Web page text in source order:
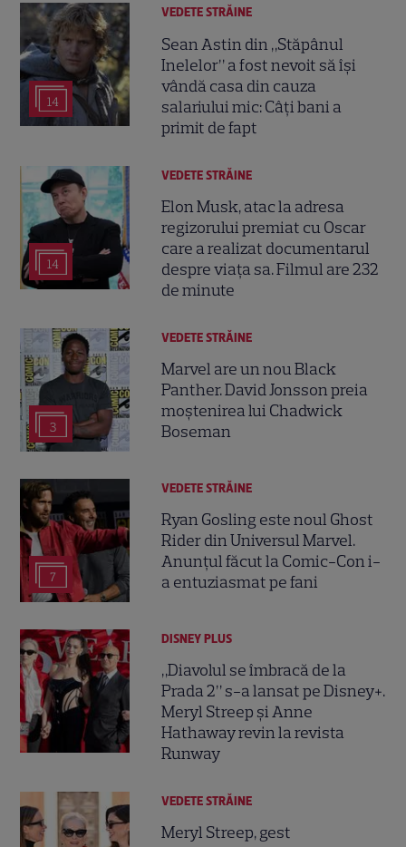
14
VEDETE STRĂINE
Sean Astin din „Stăpânul
Inelelor” a fost nevoit să își
vândă casa din cauza
salariului mic: Câți bani a
primit de fapt
14
VEDETE STRĂINE
Elon Musk, atac la adresa
regizorului premiat cu Oscar
care a realizat documentarul
despre viața sa. Filmul are 232
de minute
3
VEDETE STRĂINE
Marvel are un nou Black
Panther. David Jonsson preia
moștenirea lui Chadwick
Boseman
7
VEDETE STRĂINE
Ryan Gosling este noul Ghost
Rider din Universul Marvel.
Anunțul făcut la Comic-Con i-
a entuziasmat pe fani
DISNEY PLUS
„Diavolul se îmbracă de la
Prada 2” s-a lansat pe Disney+.
Meryl Streep și Anne
Hathaway revin la revista
Runway
VEDETE STRĂINE
Meryl Streep, gest